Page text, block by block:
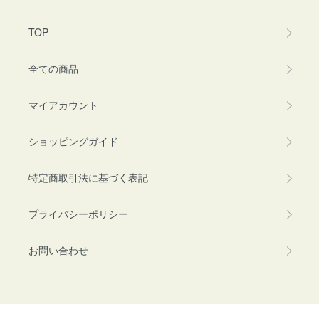
TOP
全ての商品
マイアカウント
ショッピングガイド
特定商取引法に基づく表記
プライバシーポリシー
お問い合わせ